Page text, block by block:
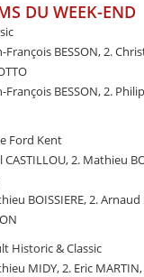
DU WEEK-END
François BESSON, 2.
François BESSON, 2.
Ford Kent
2. Mathieu
BOISSIERE, 2. Arnaud
Historic & Classic
MIDY, 2. Eric